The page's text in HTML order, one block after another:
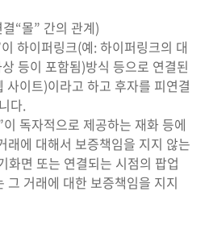
“몰” 간의 관계)
하이퍼링크(예: 하이퍼링크의 대
등이 포함됨)방식 등으로 연결된
사이트)이라고 하고 후자를 피연결
다.
독자적으로 제공하는 재화 등에
래에 대해서 보증책임을 지지 않는
화면 또는 연결되는 시점의 팝업
그 거래에 대한 보증책임을 지지